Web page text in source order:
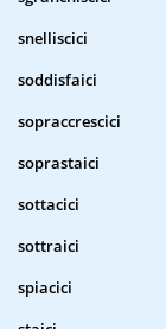
snelliscici
soddisfaici
sopraccrescici
soprastaici
sottacici
sottraici
spiacici